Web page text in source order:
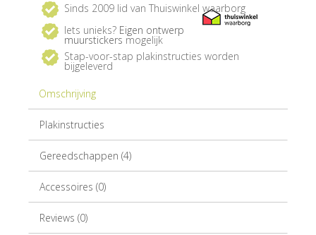
Sinds 2009 lid van Thuiswinkel waarborg
Iets unieks? Eigen ontwerp
muurstickers mogelijk
Stap-voor-stap plakinstructies worden
bijgeleverd
Omschrijving
Plakinstructies
Gereedschappen (4)
Accessoires (0)
Reviews (0)